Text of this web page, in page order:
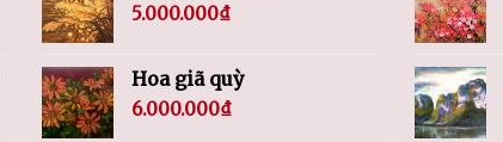
5.000.000₫
Hoa giã quỳ
6.000.000₫